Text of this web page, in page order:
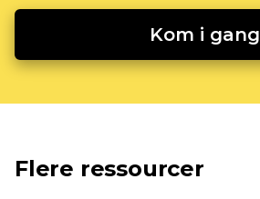
Kom i gang
Flere ressourcer